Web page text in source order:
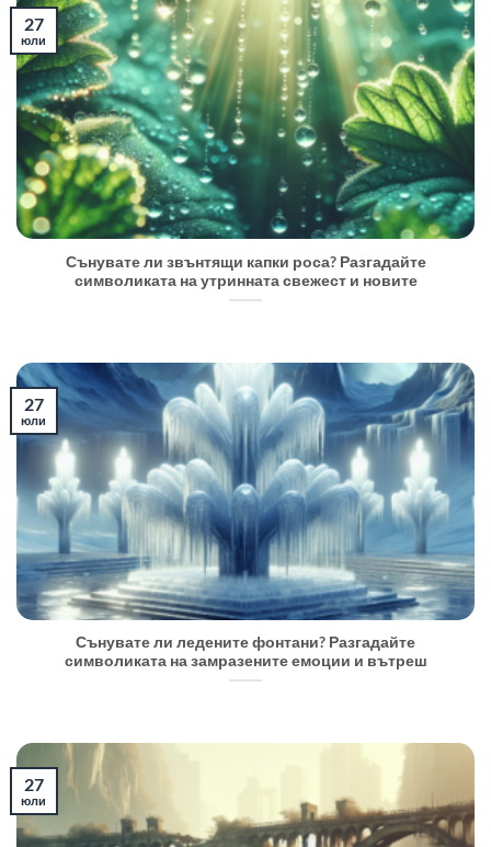
Сънувате ли звънтящи капки роса? Разгадайте
символиката на утринната свежест и новите
27
юли
Сънувате ли ледените фонтани? Разгадайте
символиката на замразените емоции и вътреш
27
юли
27
юли